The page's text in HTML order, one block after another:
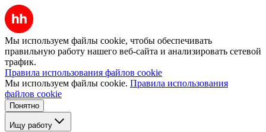
Мы используем файлы cookie, чтобы обеспечивать
правильную работу нашего веб-сайта и анализировать сетевой
трафик.
Правила использования файлов cookie
Мы используем файлы cookie. Правила использования
файлов cookie
Понятно
Ищу работу